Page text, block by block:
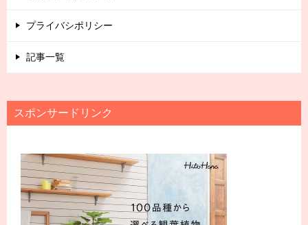
プライバシポリシー
記事一覧
スポンサードリンク